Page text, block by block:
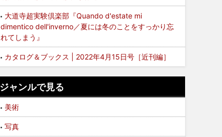
大道寺超実験倶楽部『Quando d'estate mi
dimentico dell'inverno／夏には冬のことをすっかり忘
れてしまう』
カタログ＆ブックス | 2022年4月15日号［近刊編］
ジャンルで見る
美術
写真